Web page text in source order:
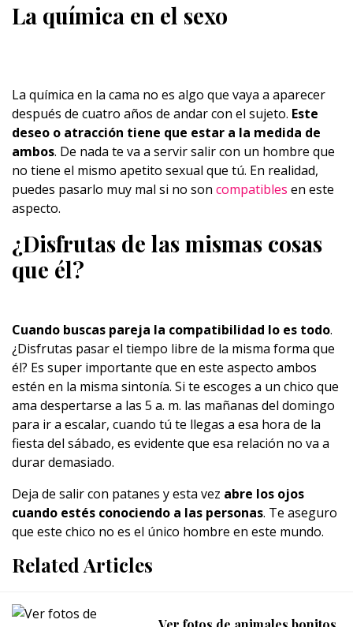
La química en el sexo
La química en la cama no es algo que vaya a aparecer
después de cuatro años de andar con el sujeto. Este
deseo o atracción tiene que estar a la medida de
ambos. De nada te va a servir salir con un hombre que
no tiene el mismo apetito sexual que tú. En realidad,
puedes pasarlo muy mal si no son compatibles en este
aspecto.
¿Disfrutas de las mismas cosas
que él?
Cuando buscas pareja la compatibilidad lo es todo.
¿Disfrutas pasar el tiempo libre de la misma forma que
él? Es super importante que en este aspecto ambos
estén en la misma sintonía. Si te escoges a un chico que
ama despertarse a las 5 a. m. las mañanas del domingo
para ir a escalar, cuando tú te llegas a esa hora de la
fiesta del sábado, es evidente que esa relación no va a
durar demasiado.
Deja de salir con patanes y esta vez abre los ojos
cuando estés conociendo a las personas. Te aseguro
que este chico no es el único hombre en este mundo.
Related Articles